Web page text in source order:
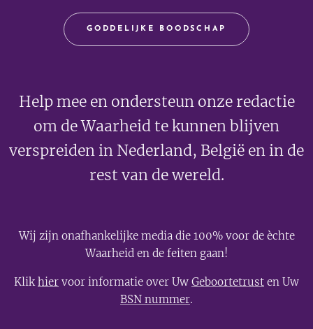
GODDELIJKE BOODSCHAP
Help mee en ondersteun onze redactie
om de Waarheid te kunnen blijven
verspreiden in Nederland, België en in de
rest van de wereld.
Wij zijn onafhankelijke media die 100% voor de èchte
Waarheid en de feiten gaan!
Klikhier voor informatie over Uw Geboortetrust en Uw
BSN nummer.